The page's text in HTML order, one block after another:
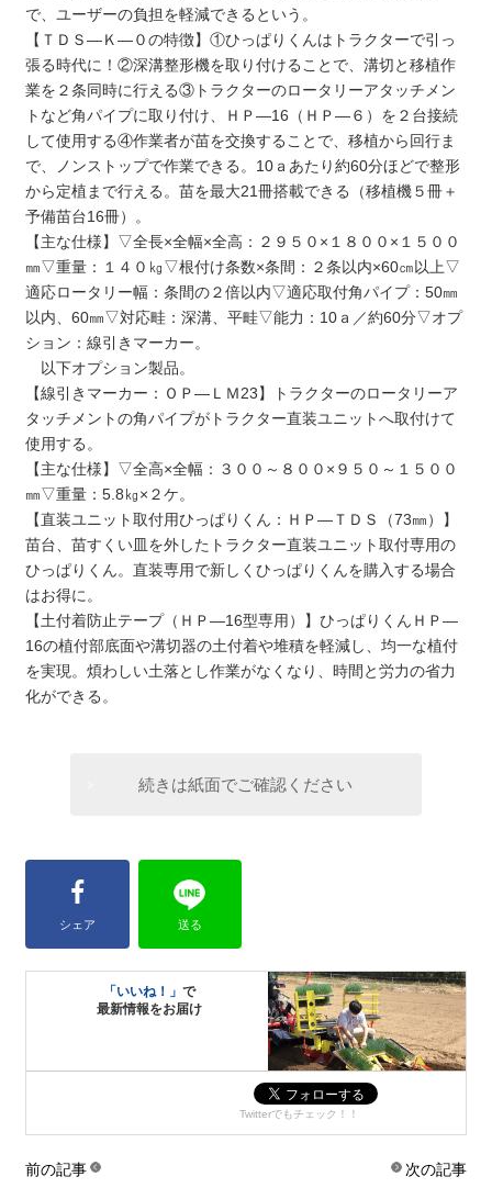
で、ユーザーの負担を軽減できるという。
【ＴＤＳ―Ｋ―０の特徴】①ひっぱりくんはトラクターで引っ
張る時代に！②深溝整形機を取り付けることで、溝切と移植作
業を２条同時に行える③トラクターのロータリーアタッチメン
トなど角パイプに取り付け、ＨＰ―16（ＨＰ―６）を２台接続
して使用する④作業者が苗を交換することで、移植から回行ま
で、ノンストップで作業できる。10ａあたり約60分ほどで整形
から定植まで行える。苗を最大21冊搭載できる（移植機５冊＋
予備苗台16冊）。
【主な仕様】▽全長×全幅×全高：２９５０×１８００×１５００
㎜▽重量：１４０㎏▽根付け条数×条間：２条以内×60㎝以上▽
適応ロータリー幅：条間の２倍以内▽適応取付角パイプ：50㎜
以内、60㎜▽対応畦：深溝、平畦▽能力：10ａ／約60分▽オプ
ション：線引きマーカー。
以下オプション製品。
【線引きマーカー：ＯＰ―ＬＭ23】トラクターのロータリーア
タッチメントの角パイプがトラクター直装ユニットへ取付けて
使用する。
【主な仕様】▽全高×全幅：３００～８００×９５０～１５００
㎜▽重量：5.8㎏×２ケ。
【直装ユニット取付用ひっぱりくん：ＨＰ―ＴＤＳ（73㎜）】
苗台、苗すくい皿を外したトラクター直装ユニット取付専用の
ひっぱりくん。直装専用で新しくひっぱりくんを購入する場合
はお得に。
【土付着防止テープ（ＨＰ―16型専用）】ひっぱりくんＨＰ―
16の植付部底面や溝切器の土付着や堆積を軽減し、均一な植付
を実現。煩わしい土落とし作業がなくなり、時間と労力の省力
化ができる。
続きは紙面でご確認ください
シェア 送る
「いいね！」で
最新情報をお届け
Twitterでもチェック！！
前の記事 次の記事